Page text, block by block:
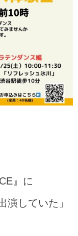
』に
演していた」